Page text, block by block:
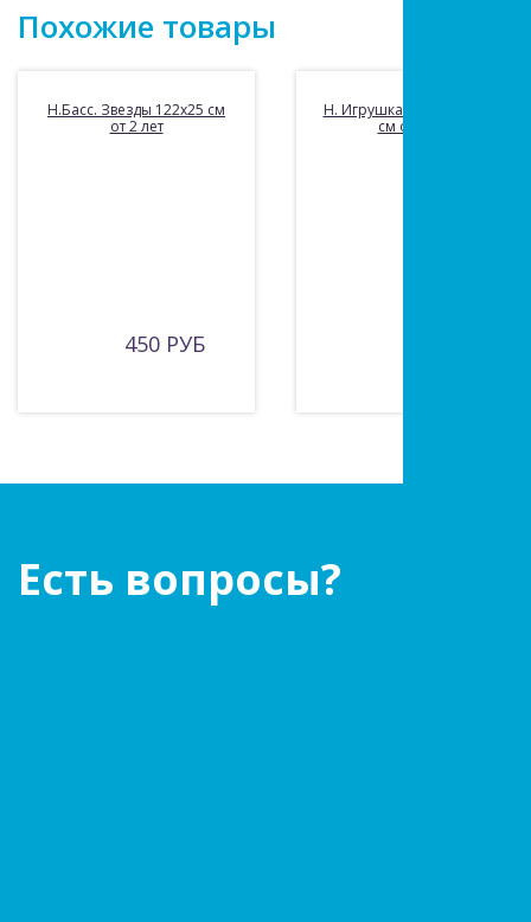
Похожие товары
Н.Басс. Звезды 122х25 см
от 2 лет
450 РУБ
Н. Игрушка Акула 173х107
см от 3 лет
Есть вопросы?